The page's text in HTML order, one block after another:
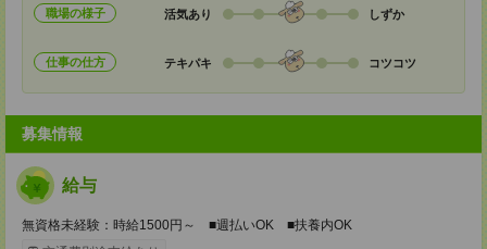
職場の様子 活気あり しずか
仕事の仕方 テキパキ コツコツ
募集情報
給与
無資格未経験：時給1500円～ ■週払いOK ■扶養内OK